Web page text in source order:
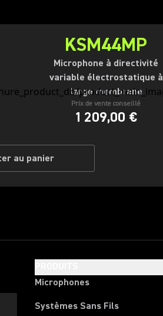
KSM44MP
Microphone à directivité
variable électrostatique à
large membrane
Prix de vente conseillé
1 209,00 €
au panier
Microphones
Systèmes Sans Fils